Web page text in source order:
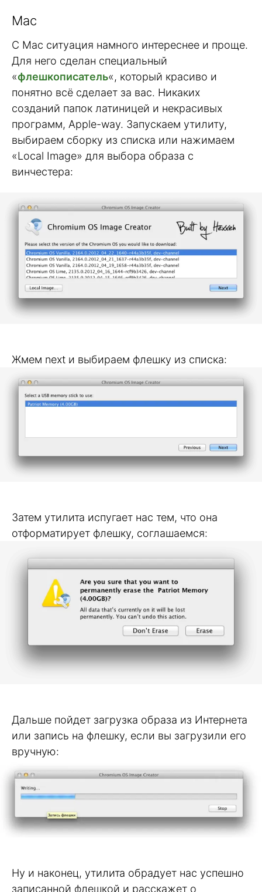
Mac
С Mac ситуация намного интереснее и проще.
Для него сделан специальный
«флешкописатель«, который красиво и
понятно всё сделает за вас. Никаких
созданий папок латиницей и некрасивых
программ, Apple-way. Запускаем утилиту,
выбираем сборку из списка или нажимаем
«Local Image» для выбора образа с
винчестера:
Жмем next и выбираем флешку из списка:
Затем утилита испугает нас тем, что она
отформатирует флешку, соглашаемся:
Дальше пойдет загрузка образа из Интернета
или запись на флешку, если вы загрузили его
вручную:
Ну и наконец, утилита обрадует нас успешно
записанной флешкой и расскажет о